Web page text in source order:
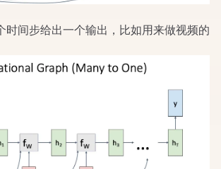
时间步给出一个输出，比如用来做视频的